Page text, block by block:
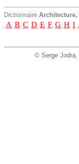
Dictionnaire
A B C D E F G H I
© Serge Jodra